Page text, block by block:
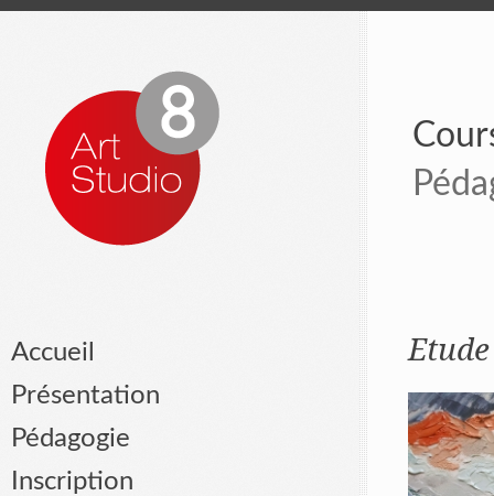
Accueil
Présentation
Pédagogie
Inscription